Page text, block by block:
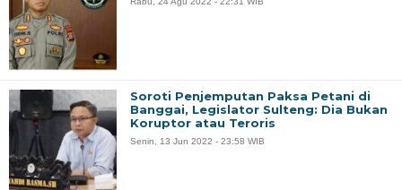
Soroti Penjemputan Paksa Petani di
Banggai, Legislator Sulteng: Dia Bukan
Koruptor atau Teroris
Senin, 13 Jun 2022 - 23:58 WIB